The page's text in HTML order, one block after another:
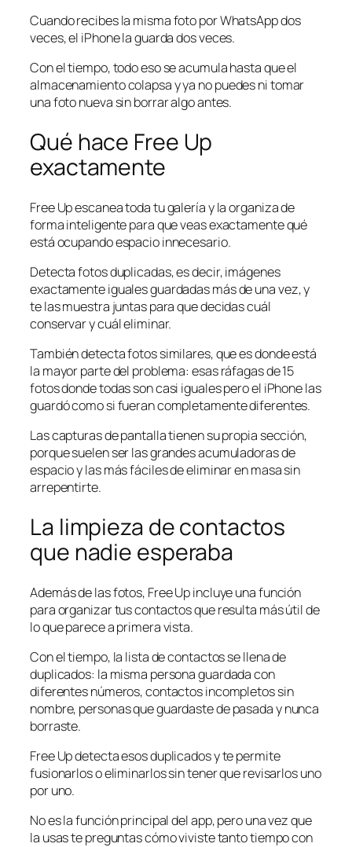
Cuando recibes la misma foto por WhatsApp dos
veces, el iPhone la guarda dos veces.
Con el tiempo, todo eso se acumula hasta que el
almacenamiento colapsa y ya no puedes ni tomar
una foto nueva sin borrar algo antes.
Qué hace Free Up
exactamente
Free Up escanea toda tu galería y la organiza de
forma inteligente para que veas exactamente qué
está ocupando espacio innecesario.
Detecta fotos duplicadas, es decir, imágenes
exactamente iguales guardadas más de una vez, y
te las muestra juntas para que decidas cuál
conservar y cuál eliminar.
También detecta fotos similares, que es donde está
la mayor parte del problema: esas ráfagas de 15
fotos donde todas son casi iguales pero el iPhone las
guardó como si fueran completamente diferentes.
Las capturas de pantalla tienen su propia sección,
porque suelen ser las grandes acumuladoras de
espacio y las más fáciles de eliminar en masa sin
arrepentirte.
La limpieza de contactos
que nadie esperaba
Además de las fotos, Free Up incluye una función
para organizar tus contactos que resulta más útil de
lo que parece a primera vista.
Con el tiempo, la lista de contactos se llena de
duplicados: la misma persona guardada con
diferentes números, contactos incompletos sin
nombre, personas que guardaste de pasada y nunca
borraste.
Free Up detecta esos duplicados y te permite
fusionarlos o eliminarlos sin tener que revisarlos uno
por uno.
No es la función principal del app, pero una vez que
la usas te preguntas cómo viviste tanto tiempo con